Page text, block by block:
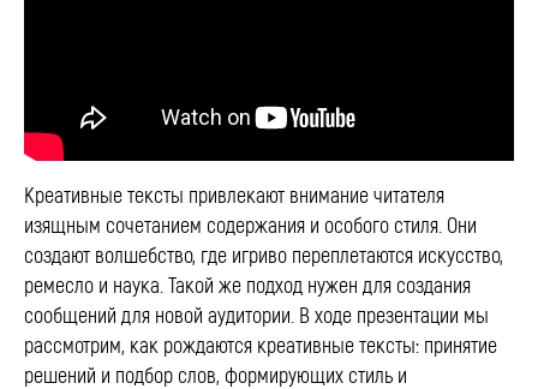
Креативные тексты привлекают внимание читателя
изящным сочетанием содержания и особого стиля. Они
создают волшебство, где игриво переплетаются искусство,
ремесло и наука. Такой же подход нужен для создания
сообщений для новой аудитории. В ходе презентации мы
рассмотрим, как рождаются креативные тексты: принятие
решений и подбор слов, формирующих стиль и